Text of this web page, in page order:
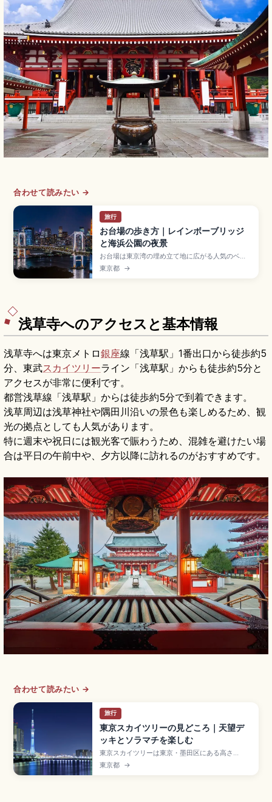
合わせて読みたい →
旅行
お台場の歩き方｜レインボーブリッジ
と海浜公園の夜景
お台場は東京湾の埋め立て地に広がる人気のベイ
エリアで、ショッピングや夜景、海辺の散策が楽
しめる東京観光のハイライト。レインボープロム
東京都 →
浅草寺へのアクセスと基本情報
浅草寺へは東京メトロ銀座線「浅草駅」1番出口から徒歩約5
分、東武スカイツリーライン「浅草駅」からも徒歩約5分と
アクセスが非常に便利です。
都営浅草線「浅草駅」からは徒歩約5分で到着できます。
浅草周辺は浅草神社や隅田川沿いの景色も楽しめるため、観
光の拠点としても人気があります。
特に週末や祝日には観光客で賑わうため、混雑を避けたい場
合は平日の午前中や、夕方以降に訪れるのがおすすめです。
合わせて読みたい →
旅行
東京スカイツリーの見どころ｜天望デ
ッキとソラマチを楽しむ
東京スカイツリーは東京・墨田区にある高さ
634mの電波塔で、2012年開業のランドマーク。
地上350mの天望デッキ(平日2,400円)、地上
東京都 →